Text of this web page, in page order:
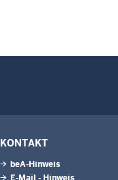
KONTAKT
beA-Hinweis